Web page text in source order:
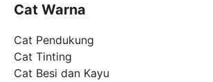
Cat Warna
Cat Pendukung
Cat Tinting
Cat Besi dan Kayu